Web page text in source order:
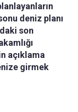
deniz planı
son
açıklama
girmek